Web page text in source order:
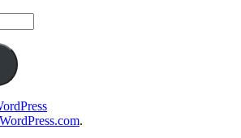
WordPress.com.